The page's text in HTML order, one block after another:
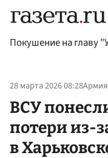
Покушение на главу
28 марта 2026 08:28Армия
ВСУ
потери из-
в